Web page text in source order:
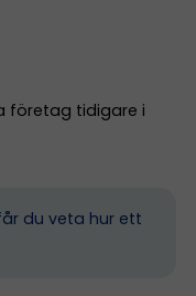
företag tidigare i
du veta hur ett